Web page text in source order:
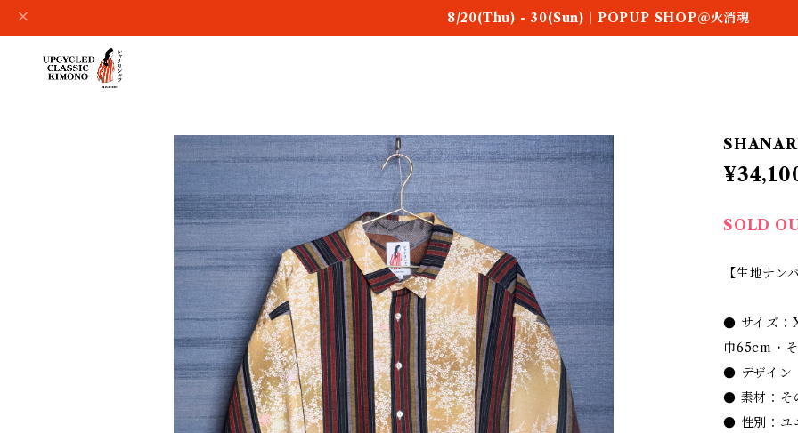
8/20(Thu) - 30(Sun)｜POPUP SHOP＠火消魂
SOLD
【生地ナ
● サイズ：
巾65cm・
● デザイン
● 素材：そ
● 性別：ユ